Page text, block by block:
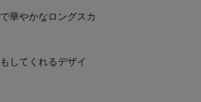
華やかなロングスカ
してくれるデザイ